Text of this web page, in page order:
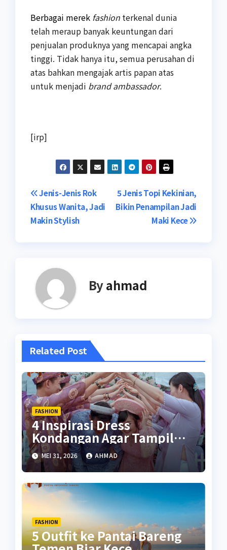
Berbagai merek fashion terkenal dunia
telah meraup banyak keuntungan dari
penjualan produknya yang mencapai angka
tinggi. Tidak hanya itu, semua perusahan di
atas bahkan mengajak artis papan atas
untuk menjadi brand ambassador.
[irp]
Navigasi
pos
5 Jenis Topi Kekinian,
Bikin Penampilan Jadi
Maki Kece
Jenis-Jenis Rok
Khusus Wanita, Jadi
Makin Stylish
Byahmad
Related Post
FASHION
4 Inspirasi Dress
Kondangan Agar Tampil
Maksimal
MEI 31, 2026 AHMAD
FASHION
5 Outfit ke Pantai Bareng